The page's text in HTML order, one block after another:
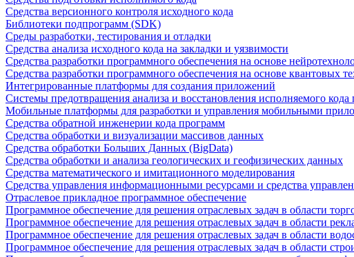
Средства версионного контроля исходного кода
Библиотеки подпрограмм (SDK)
Среды разработки, тестирования и отладки
Средства анализа исходного кода на закладки и уязвимости
Средства разработки программного обеспечения на основе
Средства разработки программного обеспечения на основе квантовых
Интегрированные платформы для создания приложений
Системы предотвращения анализа и восстановления исполняемого кода
Мобильные платформы для разработки и управления мобильными
Средства обратной инженерии кода программ
Средства обработки и визуализации массивов данных
Средства обработки Больших Данных (BigData)
Средства обработки и анализа геологических и геофизических данных
Средства математического и имитационного моделирования
Средства управления информационными ресурсами и средства
Отраслевое прикладное программное обеспечение
Программное обеспечение для решения отраслевых задач в области
Программное обеспечение для решения отраслевых задач в области
Программное обеспечение для решения отраслевых задач в области
Программное обеспечение для решения отраслевых задач в области